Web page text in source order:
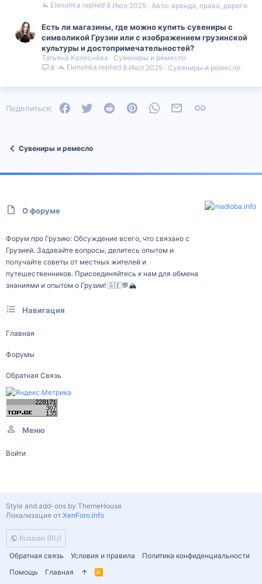
Авто: аренда, права, дороги
8 Июл 2025
Elenohka
Есть ли магазины, где можно купить сувениры с
символикой Грузии или с изображением грузинской
культуры и достопримечательностей?
Татьяна Колеснёва
Сувениры и ремесло
8
Сувениры и ремесло
8 Июл 2025
Elenohka
Поделиться: FacebookTwitter Reddit PinterestWhatsAppЭлектронная почта
Сувениры и ремесло
О форуме
Форум про Грузию: Обсуждение всего, что связано с
Грузией. Задавайте вопросы, делитесь опытом и
получайте советы от местных жителей и
путешественников. Присоединяйтесь к нам для обмена
знаниями и опытом о Грузии! 🇬🇪💬🏔️
Навигация
Главная
Форумы
Обратная Связь
Меню
Войти
Russian (RU)
Обратная связь
Условия и правила
Политика конфиденциальности
Помощь
Главная
R
Style and add-ons by ThemeHouse
Локализация от XenForo.Info